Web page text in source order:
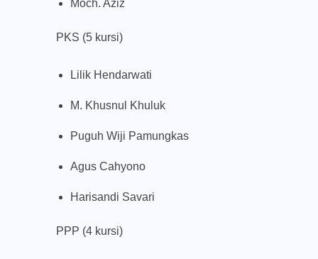
Moch. Aziz
PKS (5 kursi)
Lilik Hendarwati
M. Khusnul Khuluk
Puguh Wiji Pamungkas
Agus Cahyono
Harisandi Savari
PPP (4 kursi)